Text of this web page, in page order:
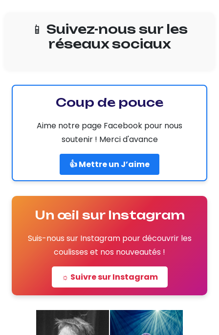
📱 Suivez-nous sur les
réseaux sociaux
Coup de pouce
Aime notre page Facebook pour nous
soutenir ! Merci d'avance
👍 Mettre un J’aime
Un œil sur Instagram
Suis-nous sur Instagram pour découvrir les
coulisses et nos nouveautés !
☼ Suivre sur Instagram